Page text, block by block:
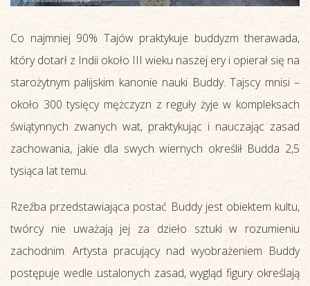
Co najmniej 90% Tajów praktykuje buddyzm therawada,
który dotarł z Indii około III wieku naszej ery i opierał się na
starożytnym palijskim kanonie nauki Buddy. Tajscy mnisi –
około 300 tysięcy mężczyzn z reguły żyje w kompleksach
świątynnych zwanych wat, praktykując i nauczając zasad
zachowania, jakie dla swych wiernych określił Budda 2,5
tysiąca lat temu.
Rzeźba przedstawiająca postać Buddy jest obiektem kultu,
twórcy nie uważają jej za dzieło sztuki w rozumieniu
zachodnim. Artysta pracujący nad wyobrażeniem Buddy
postępuje wedle ustalonych zasad, wygląd figury określają